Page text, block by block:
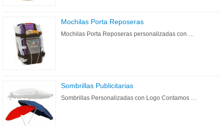
Mochilas Porta Reposeras
Mochilas Porta Reposeras personalizadas con …
Sombrillas Publicitarias
Sombrillas Personalizadas con Logo Contamos …